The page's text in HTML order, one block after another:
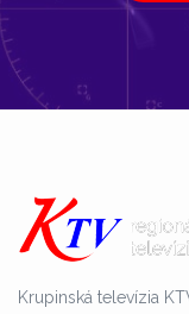
Krupinská televízia